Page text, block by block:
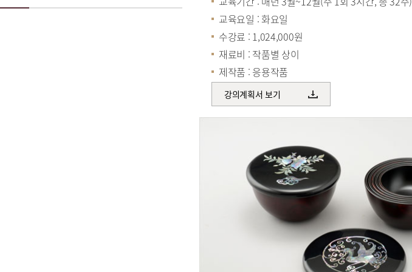
교육요일 : 화요일
수강료 : 1,024,000원
재료비 : 작품별 상이
제작품 : 응용작품
강의계획서 보기